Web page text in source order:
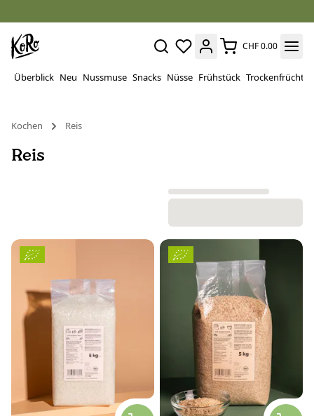
CHF 0.00
Überblick Neu Nussmuse Snacks Nüsse Frühstück Trockenfrüchte
Kochen
Reis
Reis